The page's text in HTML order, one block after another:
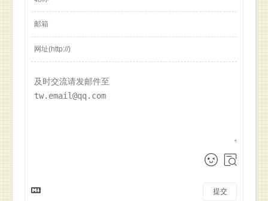
提交